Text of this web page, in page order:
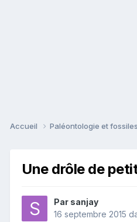
Accueil Paléontologie et fossiles
Une drôle de
Par sanjay
16 septembre 2015